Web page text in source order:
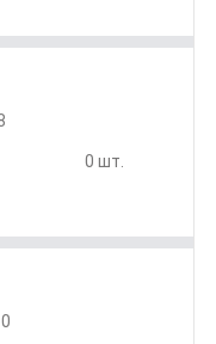
0 шт.